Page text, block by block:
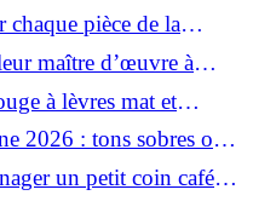
pièce de la
maître d’œuvre à
à lèvres mat et
2026 : tons sobres ou
un petit coin café